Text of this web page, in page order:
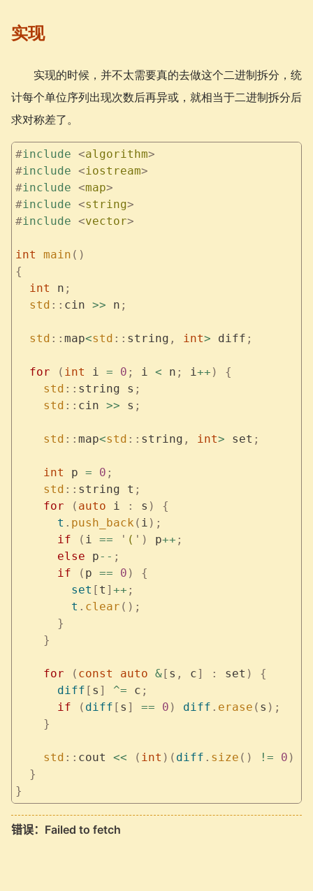
实现
实现的时候，并不太需要真的去做这个二进制拆分，统
计每个单位序列出现次数后再异或，就相当于二进制拆分后
求对称差了。
#include <algorithm>
#include <iostream>
#include <map>
#include <string>
#include <vector>
int main ()
{
  int
n ;
  std
:: cin >> n ;
  std
:: map<std :: string , int> diff ;
  for
( int i = 0 ; i < n ; i++ )
{
    std
:: string s ;
    std
:: cin >> s ;
    std
:: map<std :: string , int> set ;
    int
p = 0 ;
    std
:: string t ;
    for
( auto i : s )
{
      t
. push_back ( i );
      if
( i == ' ( ' ) p++ ;
      else
p-- ;
      if
( p == 0 )
{
        set
[ t ] ++ ;
        t
. clear ();
      }
    }
    for
( const auto &[ s , c] : set )
{
      diff
[ s ] ^= c ;
      if
( diff [ s ] == 0 ) diff . erase ( s );
    }
    std
:: cout << ( int )( diff . size () != 0 )
  }
}